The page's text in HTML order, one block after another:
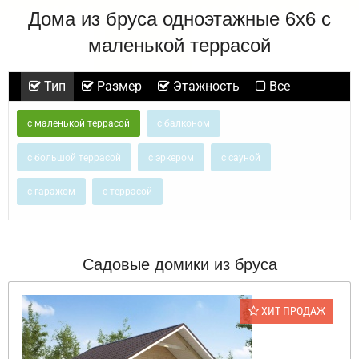
Дома из бруса одноэтажные 6х6 с
маленькой террасой
Тип Размер Этажность Все
с маленькой террасой с балконом
с большой террасой с эркером с сауной
с гаражом с террасой
Садовые домики из бруса
ХИТ ПРОДАЖ